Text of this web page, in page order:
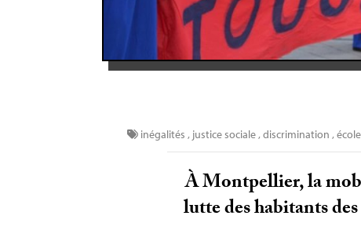
inégalités , justice sociale,discrimination ,école
À Montpellier, la
lutte des habitants